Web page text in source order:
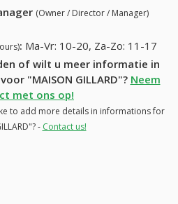
(Owner / Director / Manager)
: Ma-Vr: 10-20, Za-Zo: 11-17
of wilt u meer informatie in
"MAISON GILLARD"? Neem
met ons op!
to add more details in informations for
- Contact us!